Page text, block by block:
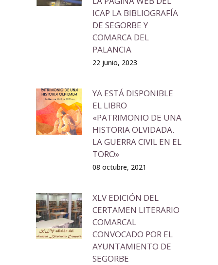
ICAP LA BIBLIOGRAFÍA
DE SEGORBE Y
COMARCA DEL
PALANCIA
22 junio, 2023
YA ESTÁ DISPONIBLE
EL LIBRO
«PATRIMONIO DE UNA
HISTORIA OLVIDADA.
LA GUERRA CIVIL EN EL
TORO»
08 octubre, 2021
XLV EDICIÓN DEL
CERTAMEN LITERARIO
COMARCAL
CONVOCADO POR EL
AYUNTAMIENTO DE
SEGORBE